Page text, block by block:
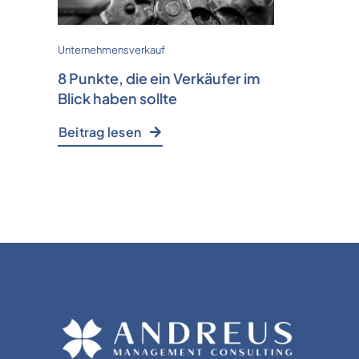
Unternehmensverkauf
8 Punkte, die ein Verkäufer im
Blick haben sollte
Beitrag lesen